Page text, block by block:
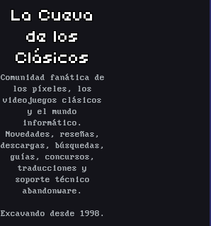
La Cueva
de los
Clásicos
Comunidad fanática de
los píxeles, los
videojuegos clásicos
y el mundo
informático.
Novedades, reseñas,
descargas, búsquedas,
guías, concursos,
traducciones y
soporte técnico
abandonware.
Excavando desde 1998.